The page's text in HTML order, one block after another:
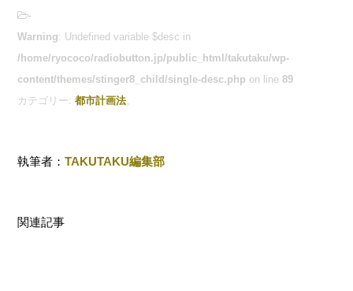
-
Warning: Undefined variable $desc in
/home/ryococo/radiobutton.jp/public_html/takutaku/wp-
content/themes/stinger8_child/single-desc.php on line89
カテゴリー:都市計画法。
執筆者：TAKUTAKU編集部
関連記事